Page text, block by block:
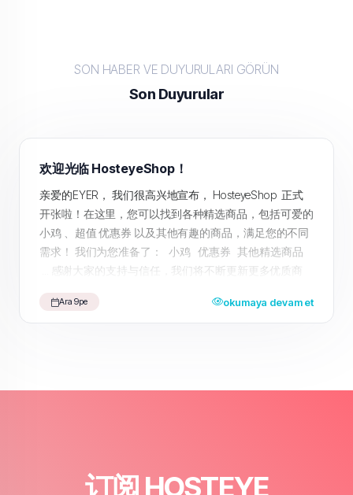
SON HABER VE DUYURULARI GÖRÜN
Son Duyurular
欢迎光临 HosteyeShop！
亲爱的EYER， 我们很高兴地宣布， HosteyeShop 正式
开张啦！在这里，您可以找到各种精选商品，包括可爱的
小鸡 、超值 优惠券 以及其他有趣的商品，满足您的不同
需求！ 我们为您准备了： 小鸡 优惠券 其他精选商品
... 感谢大家的支持与信任，我们将不断更新更多优质商
HosteyeShop ，享受一站式购物乐趣吧！
Ara 9pe okumaya devam et
订阅 HOSTEYE